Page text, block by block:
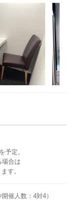
予定。
合は
す。
催人数：4対4）